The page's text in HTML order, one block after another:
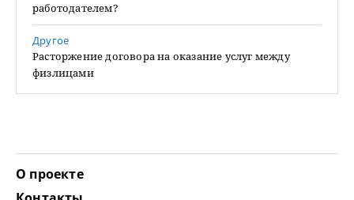
работодателем?
Другое
Расторжение договора на оказание услуг между
физлицами
О проекте